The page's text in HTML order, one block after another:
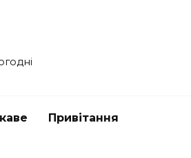
Привітання